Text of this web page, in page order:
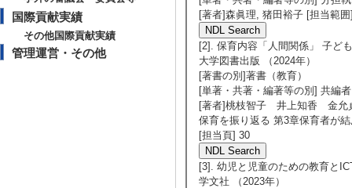
国際貢献実績
その他国際貢献実績
管理運営・その他
[著者]森眞理, 猪田裕子 [担当範
[2]. 保育内容「人間関係」 子ど
大学図書出版 （2024年）
[著書の別]著書（教育）
[単著・共著・編著等の別] 共編者
[著者]桃枝智子 井上知香 金允
保育を振り返る 第3章保育者が
[担当頁] 30
[3]. 幼児と児童のための教育と
学文社 （2023年）